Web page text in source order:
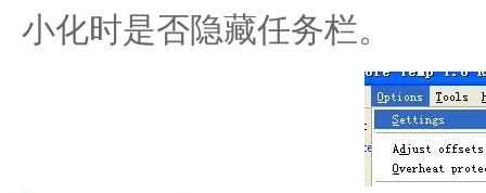
小化时是否隐藏任务栏。